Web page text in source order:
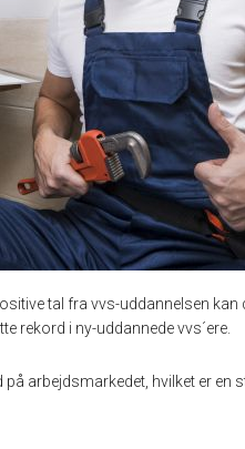
tal fra vvs-uddannelsen kan
rekord i ny-uddannede vvs´ere.
arbejdsmarkedet, hvilket er en